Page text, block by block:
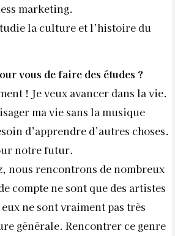
marketing.
la culture et l’histoire du
vous de faire des études ?
! Je veux avancer dans la vie.
ma vie sans la musique
d’apprendre d’autres choses.
notre futur.
nous rencontrons de nombreux
compte ne sont que des artistes
ne sont vraiment pas très
générale. Rencontrer ce genre